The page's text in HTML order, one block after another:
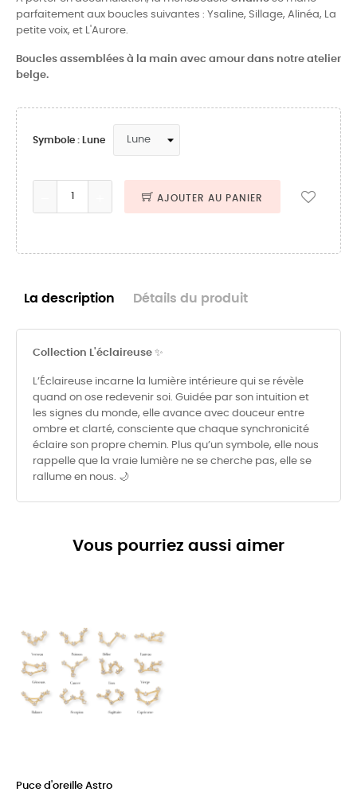
parfaitement aux boucles suivantes : Ysaline, Sillage, Alinéa, La
petite voix, et L'Aurore.
Boucles assemblées à la main avec amour dans notre atelier
belge.
Symbole : Lune
AJOUTER AU PANIER
La description Détails du produit
Collection L'éclaireuse ✨
L’Éclaireuse incarne la lumière intérieure qui se révèle
quand on ose redevenir soi. Guidée par son intuition et
les signes du monde, elle avance avec douceur entre
ombre et clarté, consciente que chaque synchronicité
éclaire son propre chemin. Plus qu’un symbole, elle nous
rappelle que la vraie lumière ne se cherche pas, elle se
rallume en nous. 🌙
Vous pourriez aussi aimer
Puce d'oreille Astro